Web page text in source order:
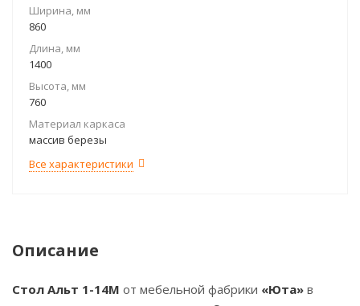
Ширина, мм
860
Длина, мм
1400
Высота, мм
760
Материал каркаса
массив березы
Все характеристики
Описание
Стол Альт 1-14М от мебельной фабрики «Юта» в